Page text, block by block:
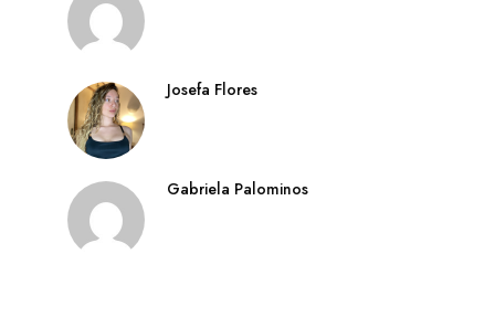
Josefa Flores
Gabriela Palominos